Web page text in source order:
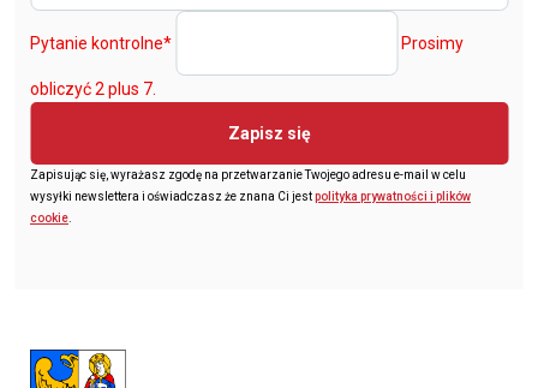
Pytanie kontrolne* Prosimy
obliczyć 2 plus 7.
Zapisz się
Zapisując się, wyrażasz zgodę na przetwarzanie Twojego adresu e-mail w celu
wysyłki newslettera i oświadczasz że znana Ci jestpolityka prywatności i plików
cookie